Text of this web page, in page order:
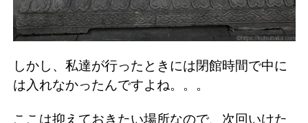
しかし、私達が行ったときには閉館時間で中に
は入れなかったんですよね。。。
ここは抑えておきたい場所なので、次回いけた